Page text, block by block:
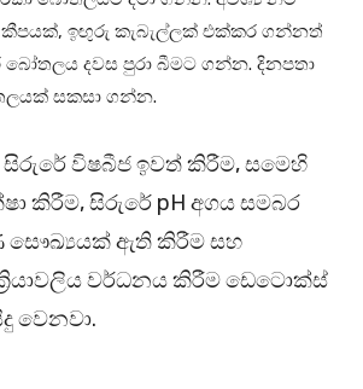
කීපයක්, ඉඟුරු කැබැල්ලක් එක්කර ගන්නත්
දවස පුරා බීමට ගන්න. දිනපතා
සකසා ගන්න.
විෂබීජ ඉවත් කිරීම, සමෙහි
කිරීම, සිරුරේ pH අගය සමබර
සෞඛ්‍යයක් ඇති කිරීම සහ
වර්ධනය කිරීම ඩෙටොක්ස්
වෙනවා.